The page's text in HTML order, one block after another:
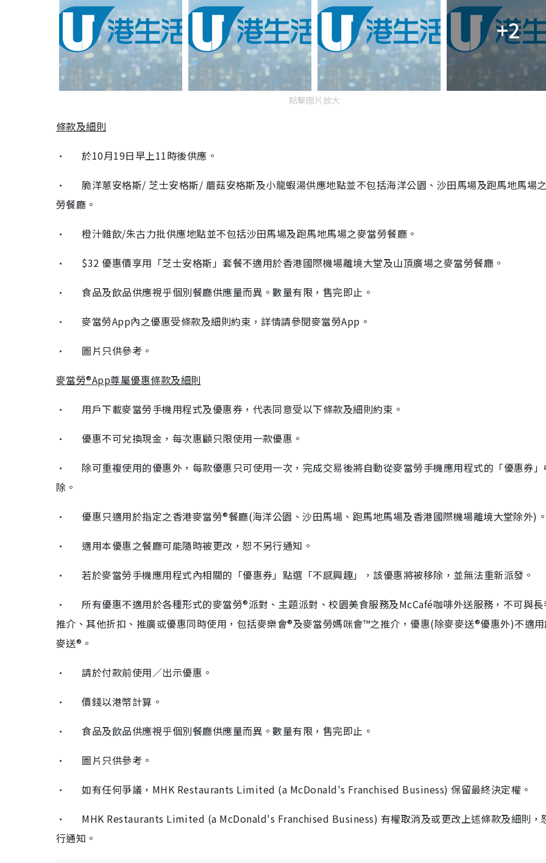
+2
點擊圖片放大
條款及細則
• 於10月19日早上11時後供應。
• 脆洋蔥安格斯/ 芝士安格斯/ 蘑菇安格斯及小龍蝦湯供應地點並不包括海洋公園、沙田馬場及跑馬地馬場
勞餐廳。
• 橙汁雜飲/朱古力批供應地點並不包括沙田馬場及跑馬地馬場之麥當勞餐廳。
• $32 優惠價享用「芝士安格斯」套餐不適用於香港國際機場離境大堂及山頂廣場之麥當勞餐廳。
• 食品及飲品供應視乎個別餐廳供應量而異。數量有限，售完即止。
• 麥當勞App內之優惠受條款及細則約束，詳情請參閱麥當勞App。
• 圖片只供參考。
麥當勞®App尊屬優惠條款及細則
• 用戶下載麥當勞手機用程式及優惠券，代表同意受以下條款及細則約束。
• 優惠不可兌換現金，每次惠顧只限使用一款優惠。
• 除可重複使用的優惠外，每款優惠只可使用一次，完成交易後將自動從麥當勞手機應用程式的「優惠券
除。
• 優惠只適用於指定之香港麥當勞®餐廳(海洋公園、沙田馬場、跑馬地馬場及香港國際機場離境大堂除外)
• 適用本優惠之餐廳可能隨時被更改，恕不另行通知。
• 若於麥當勞手機應用程式內相關的「優惠券」點選「不感興趣」，該優惠將被移除，並無法重新派發。
• 所有優惠不適用於各種形式的麥當勞®派對、主題派對、校園美食服務及McCafé咖啡外送服務，不可與長
推介、其他折扣、推廣或優惠同時使用，包括麥樂會®及麥當勞媽咪會™之推介，優惠(除麥麥送®優惠外)不適
麥送®。
• 請於付款前使用／出示優惠。
• 價錢以港幣計算。
• 食品及飲品供應視乎個別餐廳供應量而異。數量有限，售完即止。
• 圖片只供參考。
• 如有任何爭議，MHK Restaurants Limited (a McDonald's Franchised Business) 保留最終決定權。
• MHK Restaurants Limited (a McDonald's Franchised Business) 有權取消及或更改上述條款及細則，
行通知。